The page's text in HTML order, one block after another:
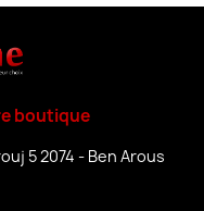
boutique
5 2074 - Ben Arous